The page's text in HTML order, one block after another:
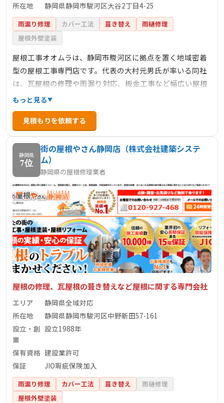
所在地
静岡県静岡市駿河区大谷2丁目4-25
雨漏り修理 カバー工法 葺き替え
雨樋修理
屋根外壁塗装
屋根工事オオムラは、静岡市駿河区に拠点を置く地域密着
型の屋根工事専門店です。代表の大村元男氏が率いる同社
は、瓦屋根の修理や雨漏り対応、板金工事など幅広い屋根
工事に対応しています。施工の流れは、無料点検から現地
調査、プラン提案、契約、工事着工、完了まで一貫してお
り、丁寧な対応が特徴です。また、電話やメールでの問い
合わせにも迅速に対応しており、初めての方でも安心して
相談できます。地域の信頼を大切にし、確かな技術と誠実
な対応で多くの実績を積み重ねていることから、静岡市内
で屋根や雨漏りの修理を検討している方にとって、信頼で
きる会社と言えるでしょう
もっと見る
見積もりを依頼する
静岡県
7位
街の屋根やさん静岡店（株式会社建築システ
ム）
静岡県の屋根修理業者
屋根の修理、瓦屋根の葺き替えなど屋根に関する専門会社
エリア
静岡県全域対応
所在地
静岡県静岡市駿河区中野新田57-161
設立・創
業
設立1988年
保有資格 建設業許可
保証
JIO瑕疵保険加入
雨漏り修理 カバー工法 葺き替え
雨樋修理
屋根外壁塗装